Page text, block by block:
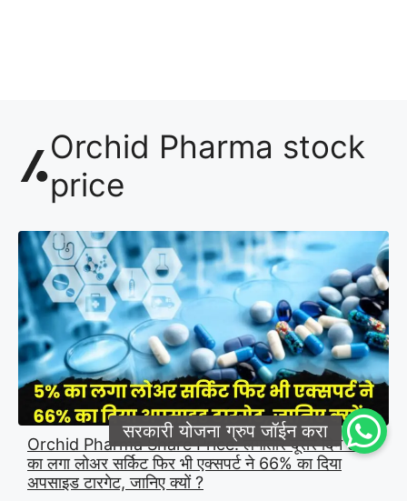
Orchid Pharma stock
price
Orchid Pharma Share Price: लगातार दूसरे दिन 5%
का लगा लोअर सर्किट फिर भी एक्सपर्ट ने 66% का दिया
अपसाइड टारगेट, जानिए क्यों ?